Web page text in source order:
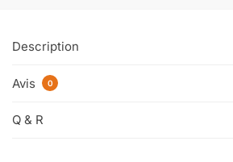
Description
Avis 0
Q & R